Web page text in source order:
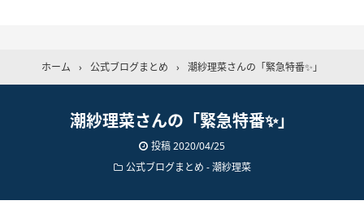
ホーム › 公式ブログまとめ › 潮紗理菜さんの「緊急特番✨」
潮紗理菜さんの「緊急特番✨」
投稿2020/04/25
公式ブログまとめ -潮紗理菜